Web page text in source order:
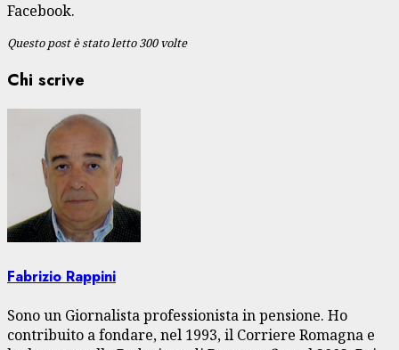
Facebook.
Questo post è stato letto 300 volte
Chi scrive
Fabrizio Rappini
Sono un Giornalista professionista in pensione. Ho
contribuito a fondare, nel 1993, il Corriere Romagna e